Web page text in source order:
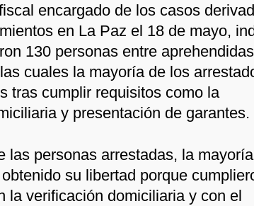
encargado de los casos
en La Paz el 18 de mayo,
130 personas entre
cuales la mayoría de los
tras cumplir requisitos como la
y presentación de garantes.
las personas arrestadas, la
su libertad porque
la verificación domiciliaria y con el